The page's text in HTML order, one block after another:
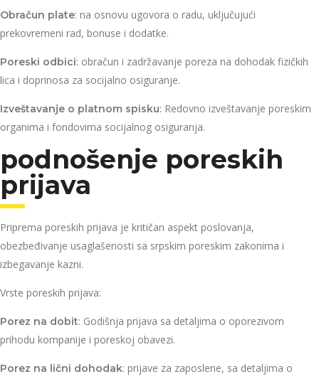
Obračun plate: na osnovu ugovora o radu, uključujući
prekovremeni rad, bonuse i dodatke.
Poreski odbici: obračun i zadržavanje poreza na dohodak fizičkih
lica i doprinosa za socijalno osiguranje.
Izveštavanje o platnom spisku: Redovno izveštavanje poreskim
organima i fondovima socijalnog osiguranja.
podnošenje poreskih
prijava
Priprema poreskih prijava je kritičan aspekt poslovanja,
obezbeđivanje usaglašenosti sa srpskim poreskim zakonima i
izbegavanje kazni.
Vrste poreskih prijava:
Porez na dobit: Godišnja prijava sa detaljima o oporezivom
prihodu kompanije i poreskoj obavezi.
Porez na lični dohodak: prijave za zaposlene, sa detaljima o